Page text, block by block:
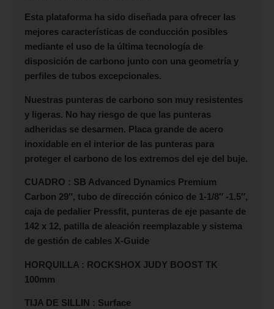
Esta plataforma ha sido diseñada para ofrecer las
mejores características de conducción posibles
mediante el uso de la última tecnología de
disposición de carbono junto con una geometría y
perfiles de tubos excepcionales.
Nuestras punteras de carbono son muy resistentes
y ligeras. No hay riesgo de que las punteras
adheridas se desarmen. Placa grande de acero
inoxidable en el interior de las punteras para
proteger el carbono de los extremos del eje del buje.
CUADRO : SB Advanced Dynamics Premium
Carbon 29″, tubo de dirección cónico de 1-1/8″ -1.5″,
caja de pedalier Pressfit, punteras de eje pasante de
142 x 12, patilla de aleación reemplazable y sistema
de gestión de cables X-Guide
HORQUILLA : ROCKSHOX JUDY BOOST TK
100mm
TIJA DE SILLIN : Surface